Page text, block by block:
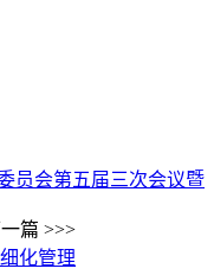
员会第五届三次会议暨
篇 >>>
化管理